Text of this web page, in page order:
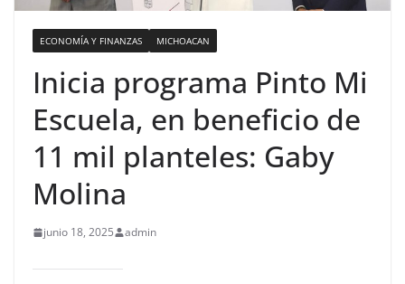
ECONOMÍA Y FINANZAS MICHOACAN
Inicia programa Pinto Mi
Escuela, en beneficio de
11 mil planteles: Gaby
Molina
junio 18, 2025 admin